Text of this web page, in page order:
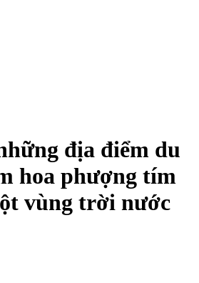
địa điểm du
hoa phượng tím
vùng trời nước